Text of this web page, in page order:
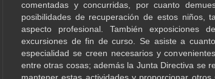
comentadas y concurridas, por cuanto
posibilidades de recuperación de estos niños,
aspecto profesional. También exposiciones
excursiones de fin de curso. Se asiste a
especialidad se creen necesarios y
entre otras cosas; además la Junta Directiva se